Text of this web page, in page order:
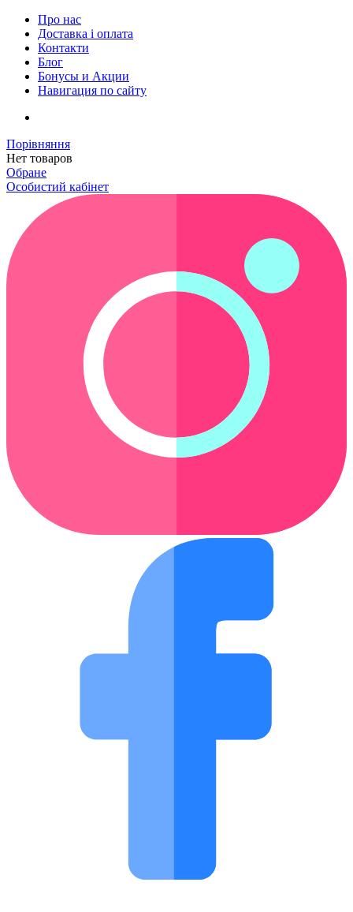
Про нас
Доставка і оплата
Контакти
Блог
Бонусы и Акции
Навигация по сайту
Порівняння
Нет товаров
Обране
Особистий кабінет